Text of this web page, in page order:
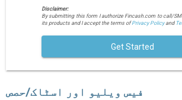
Disclaimer:
By submitting this form I authorize Fincash.com to call/
its products and I accept the terms ofPrivacy Policyand
Get Started
فیس ویلیو اور اسٹاک/حصص